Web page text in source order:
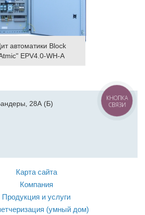
автоматики Block
EPV4.0-WH-A
28А (Б)
Карта сайта
Компания
Продукция и услуги
(умный дом)
КНОПКА
СВЯЗИ